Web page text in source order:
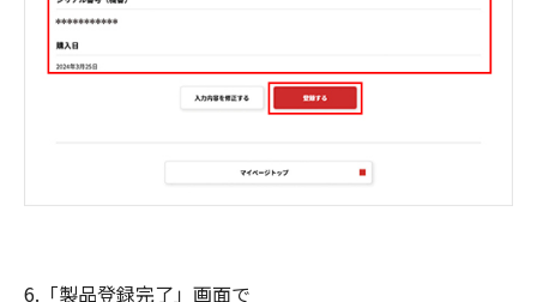
6.「製品登録完了」画面で